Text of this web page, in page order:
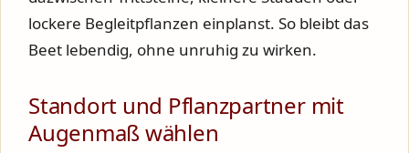
lockere Begleitpflanzen einplanst. So bleibt das
Beet lebendig, ohne unruhig zu wirken.
Standort und Pflanzpartner mit
Augenmaß wählen